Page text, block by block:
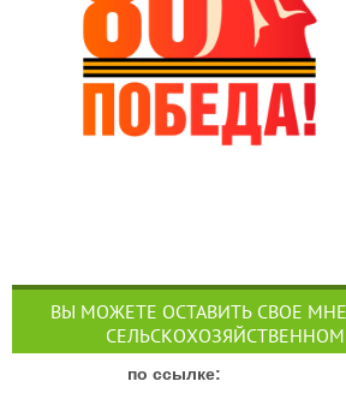
ВЫ МОЖЕТЕ ОСТАВИТЬ СВОЕ
по ссылке: